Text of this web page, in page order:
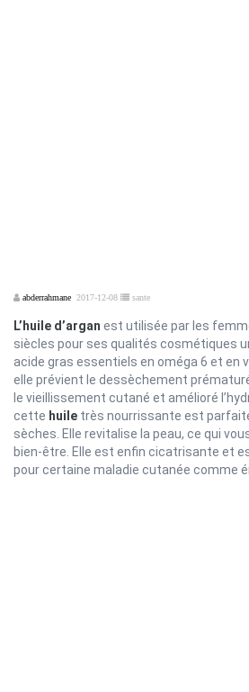
abderrahmane 2017-12-08 sante
L’huile d’argan est utilisée par les
siècles pour ses qualités cosmétiques
acide gras essentiels en oméga 6 et en
elle prévient le dessèchement
le vieillissement cutané et amélioré
cette huile très nourrissante est
sèches. Elle revitalise la peau, ce qui
bien-être. Elle est enfin cicatrisante et
pour certaine maladie cutanée comme